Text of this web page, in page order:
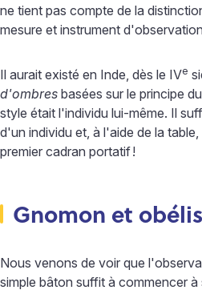
ne tient pas compte de la
mesure et instrument
Il aurait existé en Inde, dès le IVe
d'ombres basées sur le principe
style était l'individu lui-même. Il
d'un individu et, à l'aide de la
premier cadran portatif!
Gnomon et
Nous venons de voir que
simple bâton suffit à commencer à